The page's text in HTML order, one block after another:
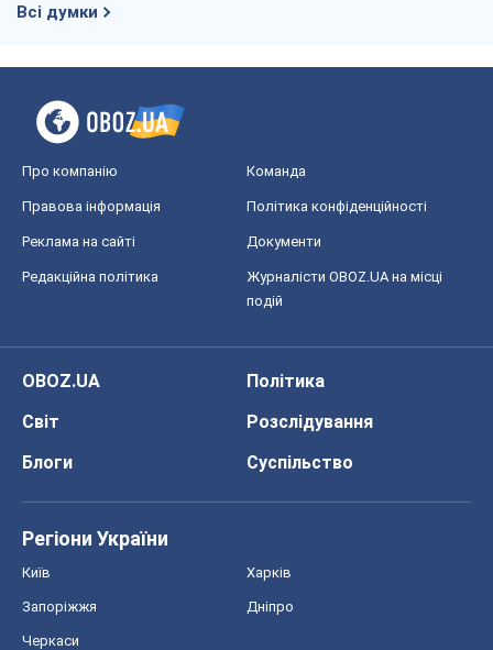
Всі думки
Про компанію Команда
Правова інформація Політика конфіденційності
Реклама на сайті Документи
Редакційна політика
Журналісти OBOZ.UA на місці
подій
OBOZ.UA
Політика
Світ
Розслідування
Блоги
Суспільство
Регіони України
Київ Харків
Запоріжжя Дніпро
Черкаси